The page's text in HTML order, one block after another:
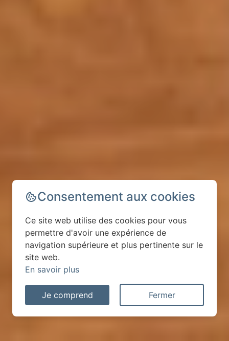
Consentement aux cookies
Ce site web utilise des cookies pour vous
permettre d'avoir une expérience de
navigation supérieure et plus pertinente sur le
site web.
En savoir plus
Je comprend Fermer